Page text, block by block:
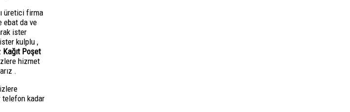
ı üretici firma
ebat da ve
ister
ister kulplu ,
Kağıt Poşet
hizmet
.
kadar